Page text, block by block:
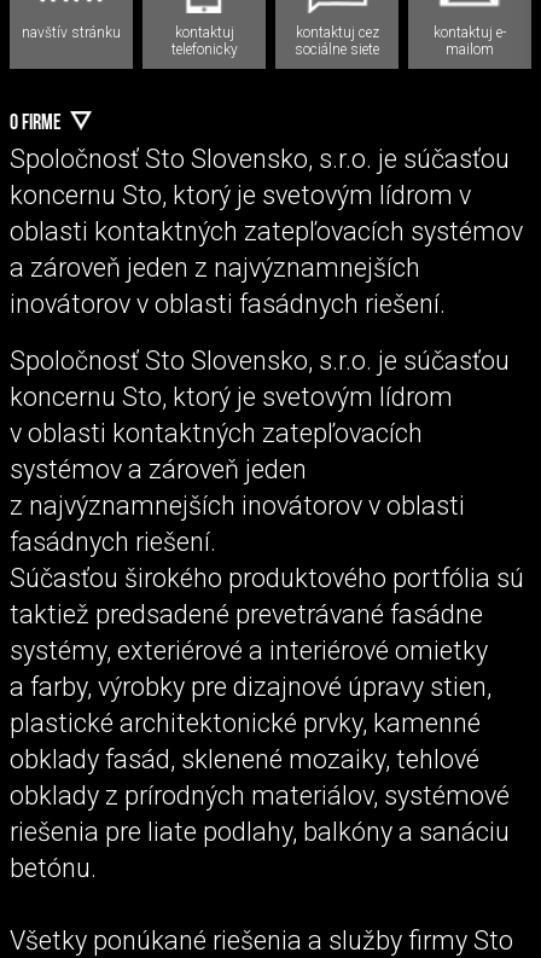
navštív stránku
kontaktuj
telefonicky
kontaktuj cez
sociálne siete
kontaktuj e-
mailom
O FIRME
Spoločnosť Sto Slovensko, s.r.o. je súčasťou
koncernu Sto, ktorý je svetovým lídrom v
oblasti kontaktných zatepľovacích systémov
a zároveň jeden z najvýznamnejších
inovátorov v oblasti fasádnych riešení.
Spoločnosť Sto Slovensko, s.r.o. je súčasťou
koncernu Sto, ktorý je svetovým lídrom
v oblasti kontaktných zatepľovacích
systémov a zároveň jeden
z najvýznamnejších inovátorov v oblasti
fasádnych riešení.
Súčasťou širokého produktového portfólia sú
taktiež predsadené prevetrávané fasádne
systémy, exteriérové a interiérové omietky
a farby, výrobky pre dizajnové úpravy stien,
plastické architektonické prvky, kamenné
obklady fasád, sklenené mozaiky, tehlové
obklady z prírodných materiálov, systémové
riešenia pre liate podlahy, balkóny a sanáciu
betónu.
Všetky ponúkané riešenia a služby firmy Sto